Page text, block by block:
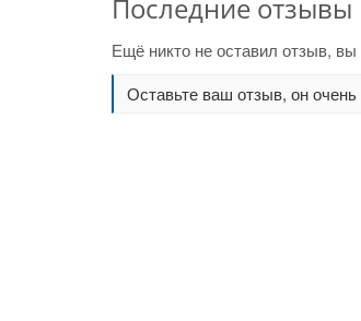
Последние отзывы
Ещё никто не оставил отзыв,
Оставьте ваш отзыв, он